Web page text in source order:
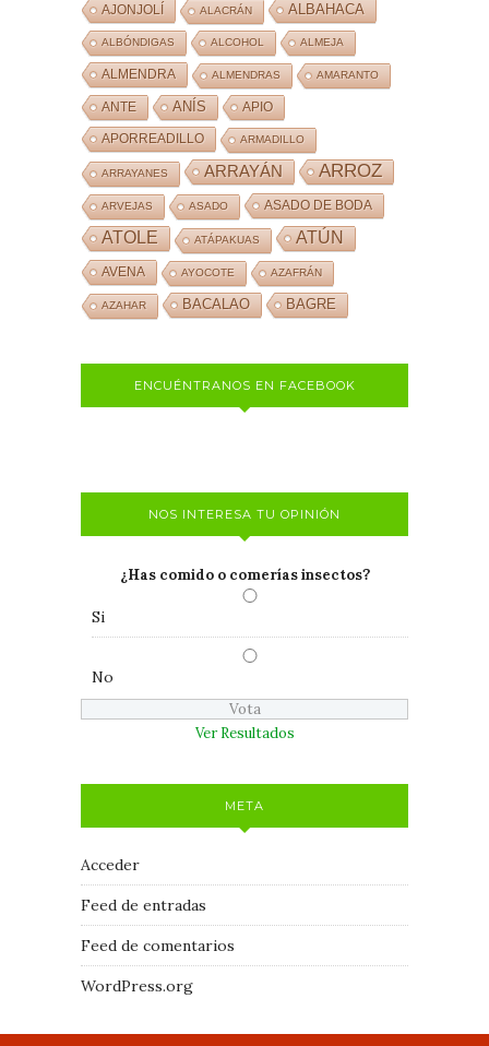
AJONJOLÍ ALACRÁN ALBAHACA
ALBÓNDIGAS ALCOHOL ALMEJA
ALMENDRA ALMENDRAS AMARANTO
ANTE ANÍS APIO
APORREADILLO ARMADILLO
ARRAYANES ARRAYÁN ARROZ
ARVEJAS ASADO ASADO DE BODA
ATOLE ATÁPAKUAS ATÚN
AVENA AYOCOTE AZAFRÁN
AZAHAR BACALAO BAGRE
ENCUÉNTRANOS EN FACEBOOK
NOS INTERESA TU OPINIÓN
¿Has comido o comerías insectos?
Si
No
Ver Resultados
META
Acceder
Feed de entradas
Feed de comentarios
WordPress.org